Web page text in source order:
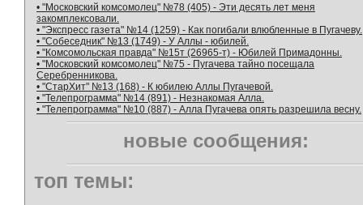
• "Московский комсомолец" №78 (405) - Эти десять лет меня
закомплексовали.
• "Экспресс газета" №14 (1259) - Как погибали влюбленные в Пугачеву.
• "Собеседник" №13 (1749) - У Аллы - юбилей.
• "Комсомольская правда" №15т (26965-т) - Юбилей Примадонны.
• "Московский комсомолец" №75 - Пугачева тайно посещала
Серебренникова.
• "СтарХит" №13 (168) - К юбилею Аллы Пугачевой.
• "Телепрограмма" №14 (891) - Незнакомая Алла.
• "Телепрограмма" №10 (887) - Алла Пугачева опять разрешила весну.
новые сообщения:
топ темы: